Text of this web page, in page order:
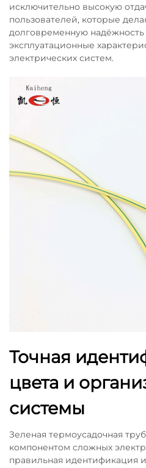
исключительно высокую
пользователей, которые
долговременную
эксплуатационные
электрических систем.
Точная
цвета и
системы
Зеленая термоусадочная
компонентом сложных
правильная идентификация